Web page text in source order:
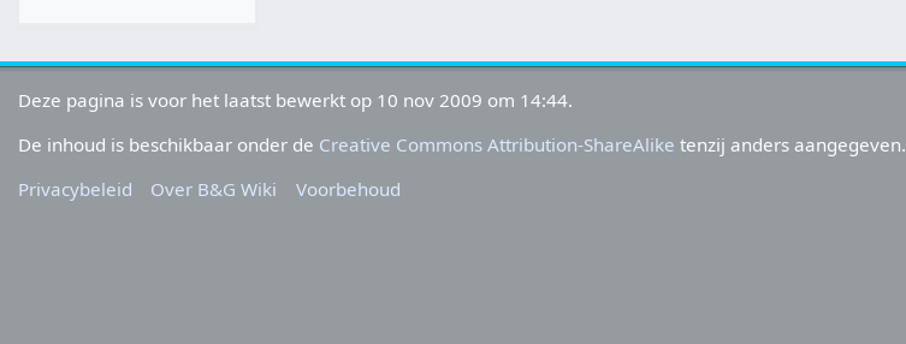
Deze pagina is voor het laatst bewerkt op 10 nov 2009 om 14:44.
De inhoud is beschikbaar onder de Creative Commons Attribution-ShareAlike tenzij anders aangegeven.
Privacybeleid
Over B&G Wiki Voorbehoud